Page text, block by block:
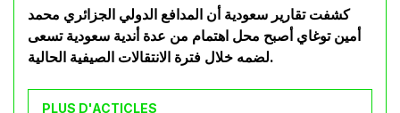
كشفت تقارير سعودية أن المدافع الدولي الجزائري محمد
أمين توغاي أصبح محل اهتمام من عدة أندية سعودية تسعى
لضمه خلال فترة الانتقالات الصيفية الحالية.
PLUS D'ACTICLES